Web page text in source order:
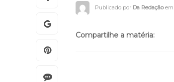
Publicado por Da Redaçãoem
Compartilhe a matéria: